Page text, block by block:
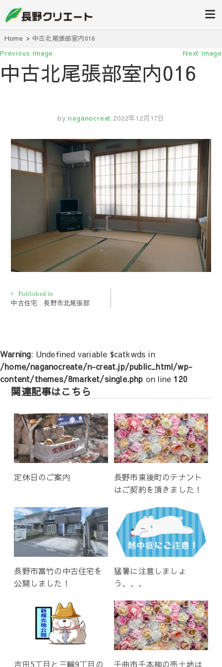
長野クリエ
ート
せください！
Home 中古北尾張部室内016
Previous Image Next Image
中古北尾張部室内016
by naganocreat 2022年12月17日
投
稿
ー
シ
ョ
ン
Published in
中古住宅 長野市北尾張部
Warning: Undefined variable $catkwds in
/home/naganocreate/n-creat.jp/public_html/wp-
content/themes/8market/single.php on line 120
関連記事はこちら
定休日のご案内
長野市東後町のテナント
はご契約を頂きました！
長野市富竹の中古住宅を
公開しました！
猛暑に注意しましょ
う、、、
吉田5丁目と三輪9丁目の 千曲市千本柳の売土地は